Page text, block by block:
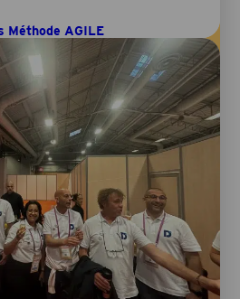
Méthode AGILE